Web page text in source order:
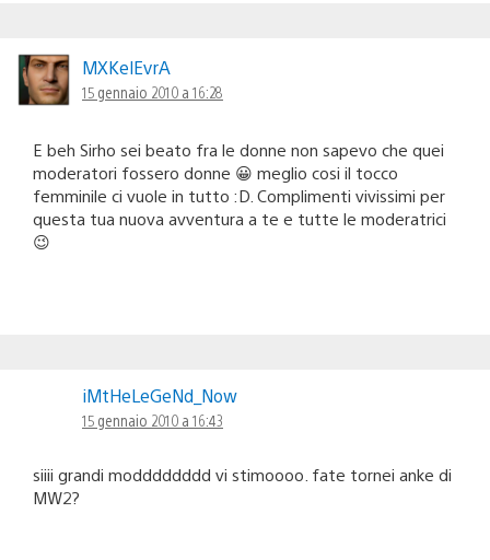
MXKelEvrA
15 gennaio 2010 a 16:28
E beh Sirho sei beato fra le donne non sapevo che quei
moderatori fossero donne 😀 meglio cosi il tocco
femminile ci vuole in tutto :D. Complimenti vivissimi per
questa tua nuova avventura a te e tutte le moderatrici
😉
iMtHeLeGeNd_Now
15 gennaio 2010 a 16:43
siiii grandi modddddddd vi stimoooo. fate tornei anke di
MW2?